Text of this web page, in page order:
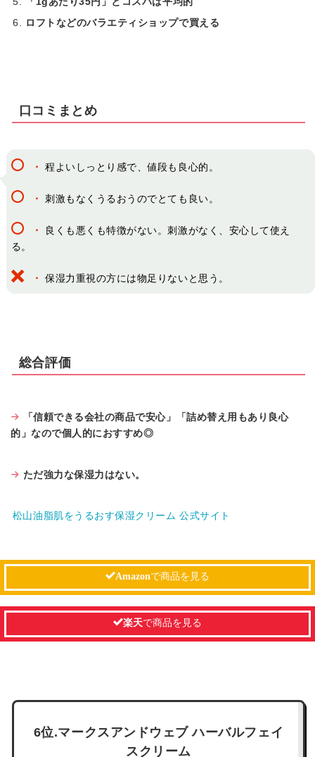
ロフトなどのバラエティショップで買える
口コミまとめ
・ 程よいしっとり感で、値段も良心的。
・ 刺激もなくうるおうのでとても良い。
・
良くも悪くも特徴がない。刺激がなく、安心して使え
る。
・ 保湿力重視の方には物足りないと思う。
総合評価
「信頼できる会社の商品で安心」「詰め替え用もあり良心
的」なので個人的におすすめ◎
ただ強力な保湿力はない。
松山油脂肌をうるおす保湿クリーム 公式サイト
Amazonで商品を見る
楽天で商品を見る
6位.マークスアンドウェブ ハーバルフェイ
スクリーム